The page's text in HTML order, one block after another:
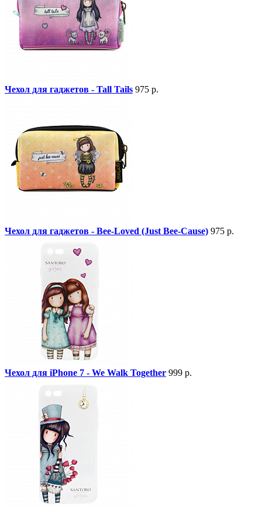
Чехол для гаджетов - Tall Tails 975 р.
Чехол для гаджетов - Bee-Loved (Just Bee-Cause) 975 р.
Чехол для iPhone 7 - We Walk Together 999 р.